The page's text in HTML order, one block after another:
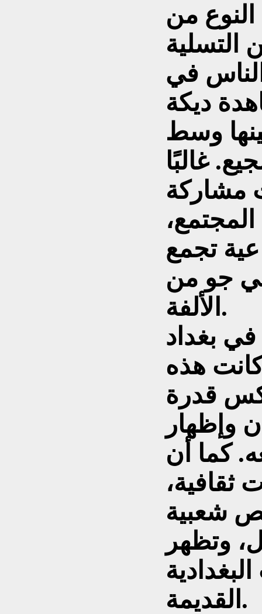
من
التسلية
في
ديكة
وسط
غالبًا
مشاركة
تجمع
في جو من
الألفة.
بغداد
هذه
قدرة
وإظهار
كما أن
ثقافية،
شعبية
وتظهر
القديمة.